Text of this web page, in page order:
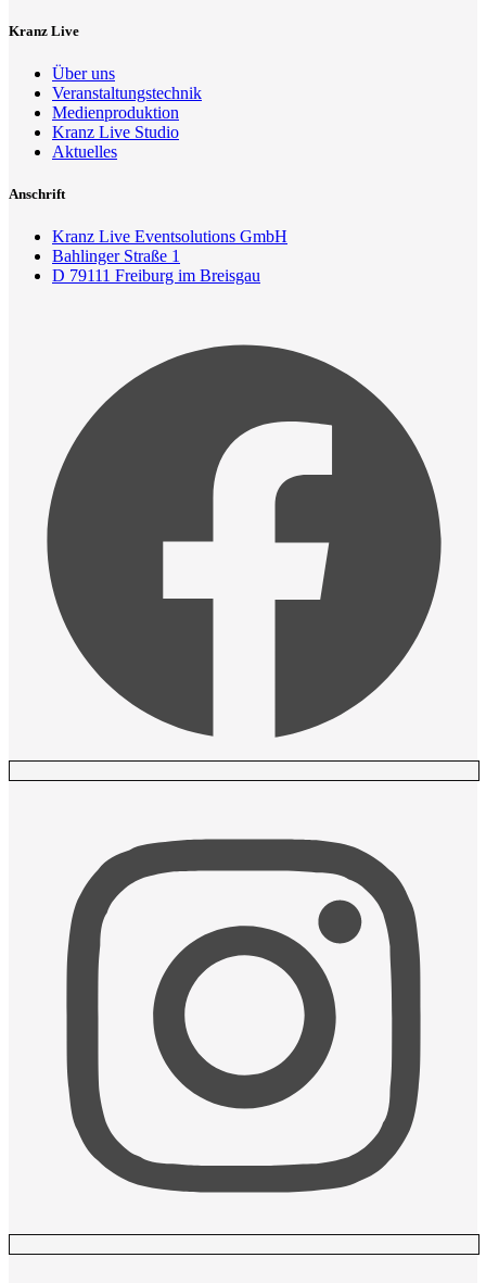
Kranz Live
Über uns
Veranstaltungstechnik
Medienproduktion
Kranz Live Studio
Aktuelles
Anschrift
Kranz Live Eventsolutions GmbH
Bahlinger Straße 1
D 79111 Freiburg im Breisgau